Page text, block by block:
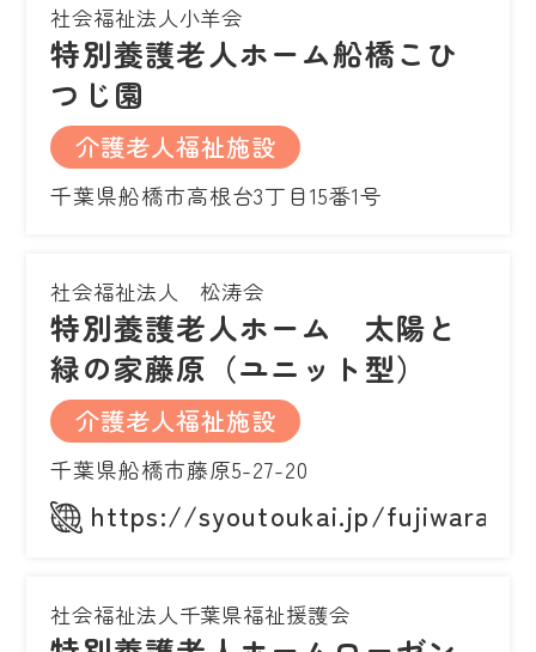
社会福祉法人小羊会
特別養護老人ホーム船橋こひ
つじ園
介護老人福祉施設
千葉県船橋市高根台3丁目15番1号
社会福祉法人 松涛会
特別養護老人ホーム 太陽と
緑の家藤原（ユニット型）
介護老人福祉施設
千葉県船橋市藤原5-27-20
https://syoutoukai.jp/fujiwara/
社会福祉法人千葉県福祉援護会